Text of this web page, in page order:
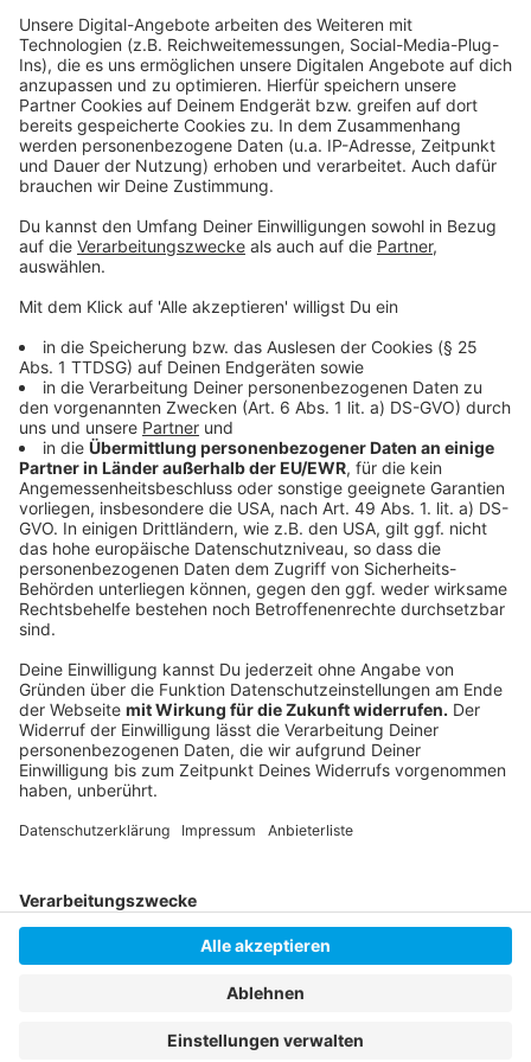
Düsseldorf
Anzeige
Für 2026 sind dann zwei Spiele geplant. Das Finale
erwartet werden etwa 40.000 Zuschauer. Anpfiff ist
um 15:30 Uhr. Der Gegner ist eine Unbekannte; bisher
Anzeige
Weitere Infos und Links zum Thema:
Anzeige
Die Homepage von Rhein Fire
Die Homepage der Vienna Vikings
Die Homepage der European League of Football
Anzeige